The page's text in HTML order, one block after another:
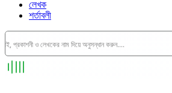
লেখক
শর্তাবলী